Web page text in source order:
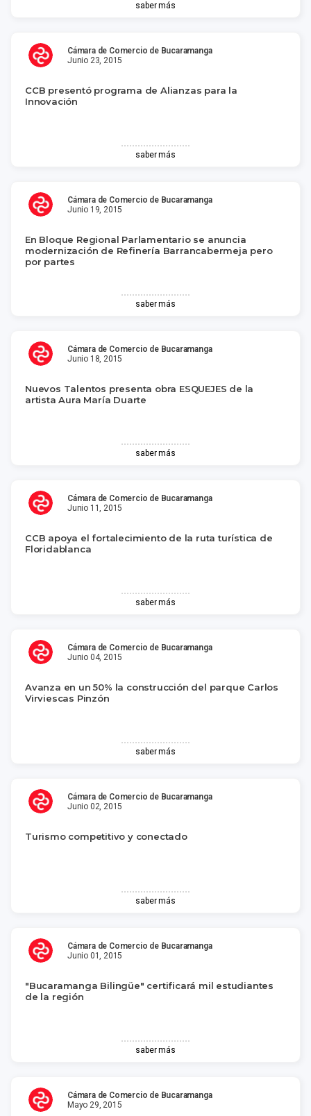
saber más
Cámara de Comercio de Bucaramanga
Junio 23, 2015
CCB presentó programa de Alianzas para la
Innovación
saber más
Cámara de Comercio de Bucaramanga
Junio 19, 2015
En Bloque Regional Parlamentario se anuncia
modernización de Refinería Barrancabermeja pero
por partes
saber más
Cámara de Comercio de Bucaramanga
Junio 18, 2015
Nuevos Talentos presenta obra ESQUEJES de la
artista Aura María Duarte
saber más
Cámara de Comercio de Bucaramanga
Junio 11, 2015
CCB apoya el fortalecimiento de la ruta turística de
Floridablanca
saber más
Cámara de Comercio de Bucaramanga
Junio 04, 2015
Avanza en un 50% la construcción del parque Carlos
Virviescas Pinzón
saber más
Cámara de Comercio de Bucaramanga
Junio 02, 2015
Turismo competitivo y conectado
saber más
Cámara de Comercio de Bucaramanga
Junio 01, 2015
"Bucaramanga Bilingüe" certificará mil estudiantes
de la región
saber más
Cámara de Comercio de Bucaramanga
Mayo 29, 2015